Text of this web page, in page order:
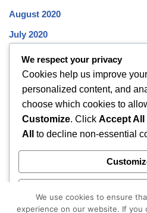
August 2020
July 2020
June 2020
May 2020
April 2020
March 2020
February 2020
December 2019
November 2019
We respect your privacy
Cookies help us improve
personalized content, and
choose which cookies to
Customize. Click Accept All
All
to decline non-essential
We use cookies to ensure
experience on our website. If